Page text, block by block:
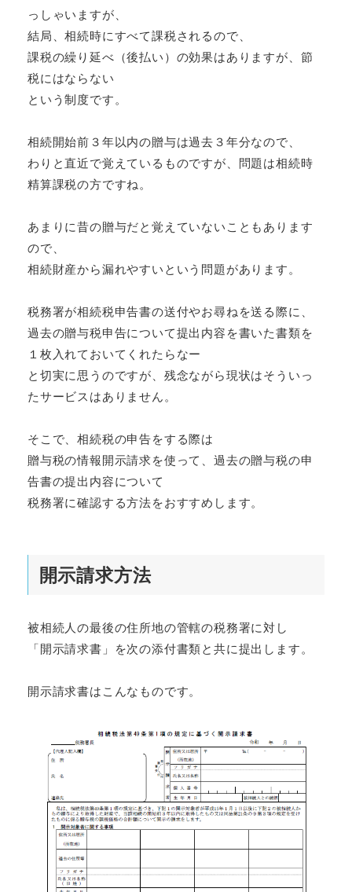
っしゃいますが、
結局、相続時にすべて課税されるので、
課税の繰り延べ（後払い）の効果はありますが、節
税にはならない
という制度です。
相続開始前３年以内の贈与は過去３年分なので、
わりと直近で覚えているものですが、問題は相続時
精算課税の方ですね。
あまりに昔の贈与だと覚えていないこともあります
ので、
相続財産から漏れやすいという問題があります。
税務署が相続税申告書の送付やお尋ねを送る際に、
過去の贈与税申告について提出内容を書いた書類を
１枚入れておいてくれたらなー
と切実に思うのですが、残念ながら現状はそういっ
たサービスはありません。
そこで、相続税の申告をする際は
贈与税の情報開示請求を使って、過去の贈与税の申
告書の提出内容について
税務署に確認する方法をおすすめします。
開示請求方法
被相続人の最後の住所地の管轄の税務署に対し
「開示請求書」を次の添付書類と共に提出します。
開示請求書はこんなものです。